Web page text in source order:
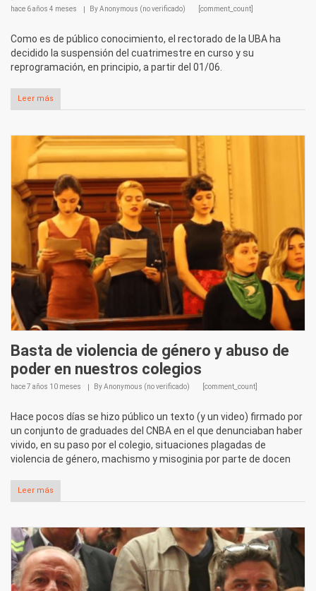
hace 6 años 4 meses ByAnonymous (no verificado) [comment_count]
Como es de público conocimiento, el rectorado de la UBA ha
decidido la suspensión del cuatrimestre en curso y su
reprogramación, en principio, a partir del 01/06.
Leer más
Basta de violencia de género y abuso de
poder en nuestros colegios
hace 7 años 10 meses ByAnonymous (no verificado) [comment_count]
Hace pocos días se hizo público un texto (y un video) firmado por
un conjunto de graduades del CNBA en el que denunciaban haber
vivido, en su paso por el colegio, situaciones plagadas de
violencia de género, machismo y misoginia por parte de docen
Leer más